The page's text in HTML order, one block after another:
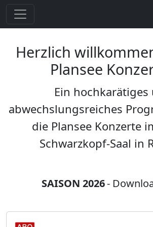
Herzlich
Plansee
Ein hochkarätiges
abwechslungsreiches
die Plansee Konzerte
Schwarzkopf-Saal in
SAISON 2026-